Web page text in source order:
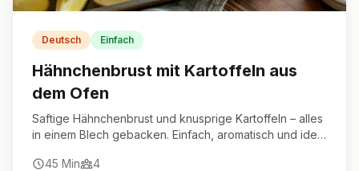
Deutsch Einfach
Hähnchenbrust mit Kartoffeln aus
dem Ofen
Saftige Hähnchenbrust und knusprige Kartoffeln – alles
in einem Blech gebacken. Einfach, aromatisch und ideal
45 Min 4